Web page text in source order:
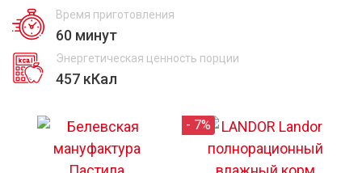
Время приготовления
60 минут
Энергетическая ценность порции
457 кКал
- 7%